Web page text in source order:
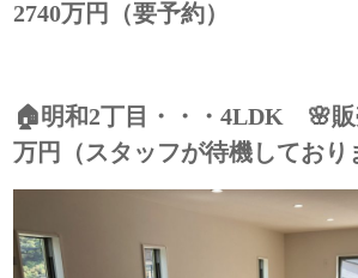
2740万円（要予約）
🏠明和2丁目・・・4LDK 🌸販
万円（スタッフが待機しており